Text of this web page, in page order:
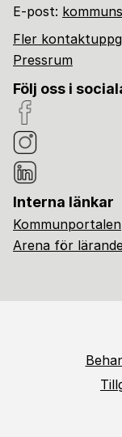
E-post:
Fler
Pressrum
Följ oss i
Interna länkar
Kommunportalen
Arena för